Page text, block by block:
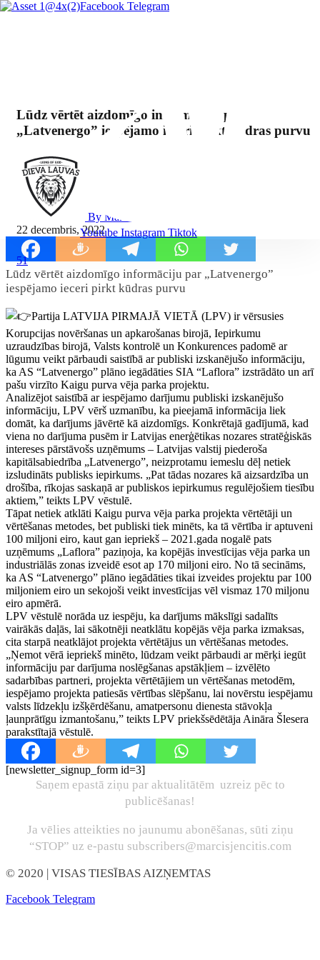
Facebook Telegram
Youtube Instagram Tiktok
Lūdz vērtēt aizdomīgo informāciju par
„Latvenergo” iespējamo ieceri pirkt kūdras purvu
By Mārcis Jencītis
22 decembris, 2022
51
Lūdz vērtēt aizdomīgo informāciju par „Latvenergo”
iespējamo ieceri pirkt kūdras purvu
Partija LATVIJA PIRMAJĀ VIETĀ (LPV) ir vērsusies
Korupcijas novēršanas un apkarošanas birojā, Iepirkumu
uzraudzības birojā, Valsts kontrolē un Konkurences padomē ar
lūgumu veikt pārbaudi saistībā ar publiski izskanējušo informāciju,
ka AS “Latvenergo” plāno iegādāties SIA “Laflora” izstrādāto un arī
pašu virzīto Kaigu purva vēja parka projektu.
Analizējot saistībā ar iespējamo darījumu publiski izskanējušo
informāciju, LPV vērš uzmanību, ka pieejamā informācija liek
domāt, ka darījums jāvērtē kā aizdomīgs. Konkrētajā gadījumā, kad
viena no darījuma pusēm ir Latvijas enerģētikas nozares stratēģiskās
intereses pārstāvošs uzņēmums – Latvijas valstij piederoša
kapitālsabiedrība „Latvenergo”, neizprotamu iemeslu dēļ netiek
izsludināts publisks iepirkums. „Pat tādas nozares kā aizsardzība un
drošība, rīkojas saskaņā ar publiskos iepirkumus regulējošiem tiesību
aktiem,” teikts LPV vēstulē.
Tāpat netiek atklāti Kaigu purva vēja parka projekta vērtētāji un
vērtēšanas metodes, bet publiski tiek minēts, ka tā vērtība ir aptuveni
100 miljoni eiro, kaut gan iepriekš – 2021.gada nogalē pats
uzņēmums „Laflora” paziņoja, ka kopējās investīcijas vēja parka un
industriālās zonas izveidē esot ap 170 miljoni eiro. No tā secināms,
ka AS “Latvenergo” plāno iegādāties tikai izveides projektu par 100
miljoniem eiro un sekojoši veikt investīcijas vēl vismaz 170 miljonu
eiro apmērā.
LPV vēstulē norāda uz iespēju, ka darījums mākslīgi sadalīts
vairākās daļās, lai sākotnēji neatklātu kopējās vēja parka izmaksas,
cita starpā neatklājot projekta vērtētājus un vērtēšanas metodes.
„Ņemot vērā iepriekš minēto, lūdzam veikt pārbaudi ar mērķi iegūt
informāciju par darījuma noslēgšanas apstākļiem – izvēlēto
sadarbības partneri, projekta vērtētājiem un vērtēšanas metodēm,
iespējamo projekta patiesās vērtības slēpšanu, lai novērstu iespējamu
valsts līdzekļu izšķērdēšanu, amatpersonu dienesta stāvokļa
ļaunprātīgu izmantošanu,” teikts LPV priekšsēdētāja Aināra Šlesera
parakstītajā vēstulē.
[newsletter_signup_form id=3]
Saņem epastā ziņu par aktualitātēm uzreiz pēc to
publicēšanas!
Ja vēlies atteikties no jaunumu abonēšanas, sūti ziņu
“STOP” uz e-pastu subscribers@marcisjencitis.com
© 2020 | VISAS TIESĪBAS AIZŅEMTAS
Facebook Telegram